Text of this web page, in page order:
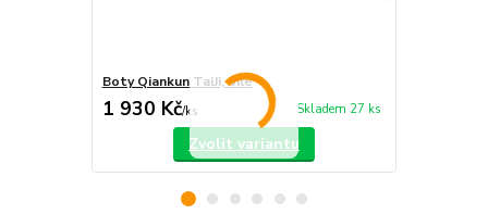
Boty Qiankun TaiJi, bílé
1 930 Kč/ks Skladem 27 ks
Zvolit variantu